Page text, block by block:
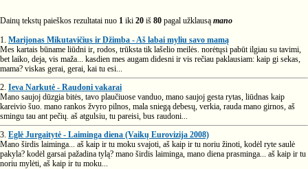
Dainų tekstų paieškos rezultatai nuo 1 iki 20 iš 80 pagal užklausą mano
1. Marijonas Mikutavičius ir Džimba - Aš labai myliu savo mamą
Mes kartais būname liūdni ir, rodos, trūksta tik lašelio meilės. norėtųsi pabūt ilgiau su tavimi,
bet laiko, deja, vis maža... kasdien mes augam didesni ir vis rečiau paklausiam: kaip gi sekas,
mama? viskas gerai, gerai, kai tu esi...
2. Ieva Narkutė - Raudoni vakarai
Mano saujoj dūzgia bitės, tavo plaučiuose vanduo, mano saujoj gesta rytas, liūdnas kaip
kareivio šuo. mano rankos žvyro pilnos, mala sniegą debesų, verkia, rauda mano girnos, aš
smingu tau ant pečių. aš atgulsiu, tu pareisi, bus raudoni...
3. Eglė Jurgaitytė - Laiminga diena (Vaikų Eurovizija 2008)
Mano širdis laiminga... aš kaip ir tu moku svajoti, aš kaip ir tu noriu žinoti, kodėl ryte saulė
pakyla? kodėl garsai pažadina tylą? mano širdis laiminga, mano diena prasminga... aš kaip ir tu
noriu mylėti, aš kaip ir tu moku...